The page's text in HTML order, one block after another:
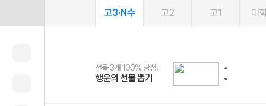
고3·N수 고2 고1 대
선물 3개 100% 당첨!
행운의 선물 뽑기
선물 100% 증정!
메가스터디 X 올리브
여름방학 스터디 캐시백
메가런 썸머스쿨
2027 러셀 단과
강사 공개선발
스마트러닝앱
설문 EVENT
메가패스
3일 무료 체험권
메가패스 수강생 무료혜택!
메가클럽 멤버십
사회공헌 캠페인
희망이룸 메가나눔